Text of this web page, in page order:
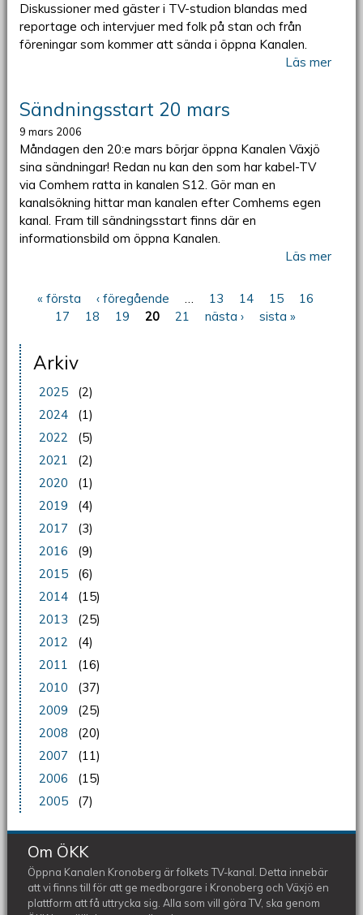
Diskussioner med gäster i TV-studion blandas med
reportage och intervjuer med folk på stan och från
föreningar som kommer att sända i öppna Kanalen.
Läs mer
Sändningsstart 20 mars
9 mars 2006
Måndagen den 20:e mars börjar öppna Kanalen Växjö
sina sändningar! Redan nu kan den som har kabel-TV
via Comhem ratta in kanalen S12. Gör man en
kanalsökning hittar man kanalen efter Comhems egen
kanal. Fram till sändningsstart finns där en
informationsbild om öppna Kanalen.
Läs mer
Sidor
« första ‹ föregående … 13 14 15
16
17
18 19 20 21 nästa › sista »
Arkiv
2025
(2)
2024
(1)
2022
(5)
2021
(2)
2020
(1)
2019
(4)
2017
(3)
2016
(9)
2015
(6)
2014
(15)
2013
(25)
2012
(4)
2011
(16)
2010
(37)
2009
(25)
2008
(20)
2007
(11)
2006
(15)
2005
(7)
Om ÖKK
Öppna Kanalen Kronoberg är folkets TV-kanal. Detta innebär
att vi finns till för att ge medborgare i Kronoberg och Växjö en
plattform att få uttrycka sig. Alla som vill göra TV, ska genom